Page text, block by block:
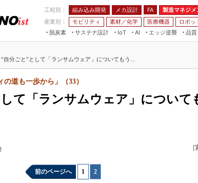
工程別： 組み込み開発 メカ設計 FA 製造マネジメ
産業別：
モビリティ 素材／化学 医療機器 ロボッ
脱炭素
サステナ設計
IoT
つながる工場
つながるサービス
AI
AI×設備保全
Physical AI
エッジ逆襲 品質
JIMTOF
IIFES
つながるクルマ
“自分ごと”として「ランサムウェア」についてもう...
て「ランサムウェア」について
道も一歩から」（33）
[
前のページへ 1 2